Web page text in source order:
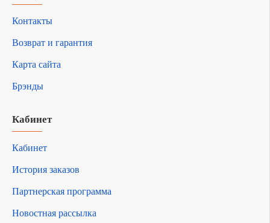
Контакты
Возврат и гарантия
Карта сайта
Брэнды
Кабинет
Кабинет
История заказов
Партнерская программа
Новостная рассылка